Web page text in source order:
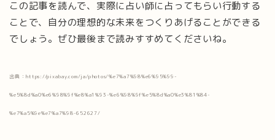
この記事を読んで、実際に占い師に占ってもらい行動する
ことで、自分の理想的な未来をつくりあげることができる
でしょう。ぜひ最後まで読みすすめてくださいね。
出典：https://pixabay.com/ja/photos/%e7%a7%98%e6%95%99-
%e5%8d%a0%e6%98%9f%e8%a1%93-%e6%98%9f%e5%8d%a0%e3%81%84-
%e7%a5%9e%e7%a7%98-652627/